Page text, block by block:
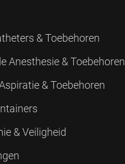
& Toebehoren
Anesthesie & Toebehoren
& Toebehoren
& Veiligheid